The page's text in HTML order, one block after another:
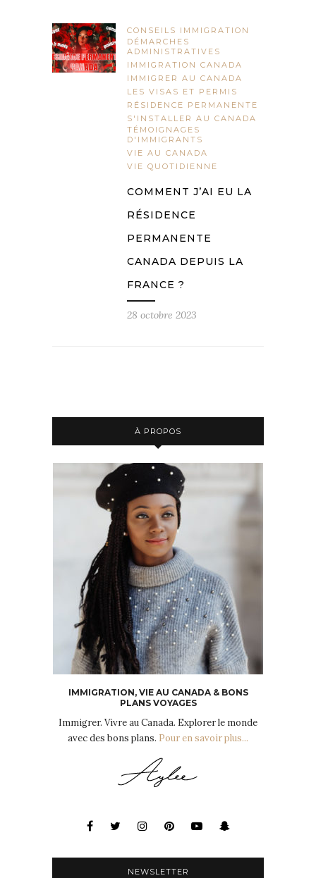
CONSEILS IMMIGRATION
DÉMARCHES
ADMINISTRATIVES
IMMIGRATION CANADA
IMMIGRER AU CANADA
LES VISAS ET PERMIS
RÉSIDENCE PERMANENTE
S'INSTALLER AU CANADA
TÉMOIGNAGES
D'IMMIGRANTS
VIE AU CANADA
VIE QUOTIDIENNE
COMMENT J’AI EU LA
RÉSIDENCE
PERMANENTE
CANADA DEPUIS LA
FRANCE ?
28 octobre 2023
À PROPOS
IMMIGRATION, VIE AU CANADA & BONS
PLANS VOYAGES
Immigrer. Vivre au Canada. Explorer le monde
avec des bons plans. Pour en savoir plus...
NEWSLETTER